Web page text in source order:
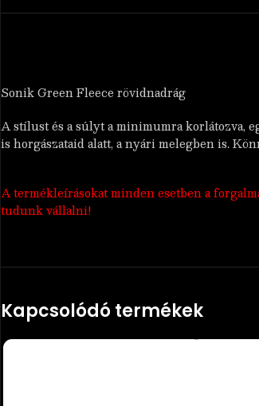
Sonik Green Fleece rövidnadrág
A stílust és a súlyt a minimumra korlátozva,
is horgászataid alatt, a nyári melegben is.
A termékleírásokat minden esetben a
tudunk vállalni!
Kapcsolódó termékek